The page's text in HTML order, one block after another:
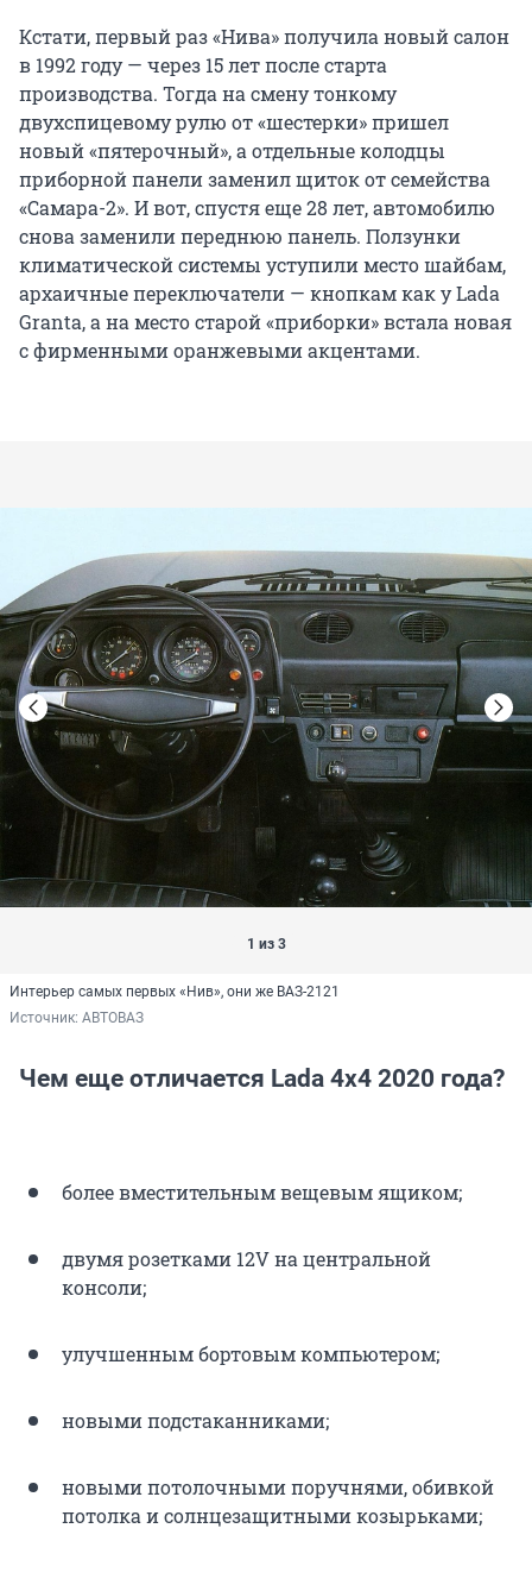
Кстати, первый раз «Нива» получила новый салон
в 1992 году — через 15 лет после старта
производства. Тогда на смену тонкому
двухспицевому рулю от «шестерки» пришел
новый «пятерочный», а отдельные колодцы
приборной панели заменил щиток от семейства
«Самара-2». И вот, спустя еще 28 лет, автомобилю
снова заменили переднюю панель. Ползунки
климатической системы уступили место шайбам,
архаичные переключатели — кнопкам как у Lada
Granta, а на место старой «приборки» встала новая
с фирменными оранжевыми акцентами.
1 из 3
Интерьер самых первых «Нив», они же ВАЗ-2121
Источник: АВТОВАЗ
Чем еще отличается Lada 4x4 2020 года?
более вместительным вещевым ящиком;
двумя розетками 12V на центральной
консоли;
улучшенным бортовым компьютером;
новыми подстаканниками;
новыми потолочными поручнями, обивкой
потолка и солнцезащитными козырьками;